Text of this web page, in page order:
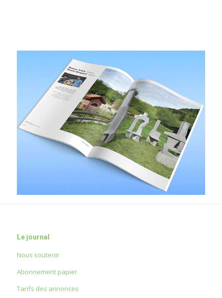
Le journal
Nous soutenir
Abonnement papier
Tarifs des annonces